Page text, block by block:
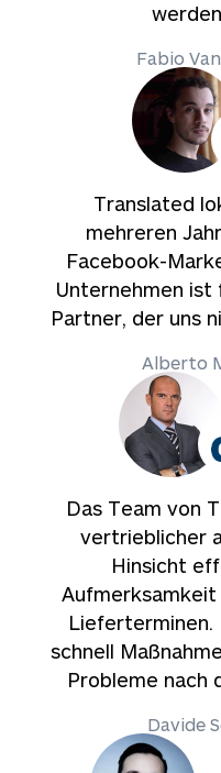
Fabio
Translated
mehreren
Facebook-
Unternehmen ist
Partner, der uns
Alberto
Das Team von
vertrieblicher
Hinsicht
Lieferterminen.
schnell
Probleme nach
Davide